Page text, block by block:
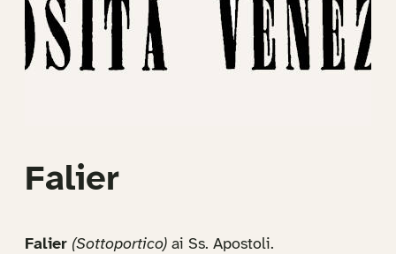
Falier
Falier (Sottoportico) ai Ss. Apostoli.